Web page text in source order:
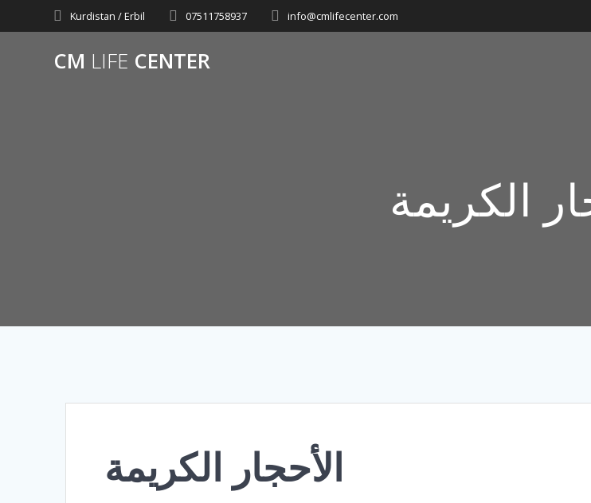
to
Kurdistan / Erbil 07511758937 info@cmlifecenter.com
CM LIFE CENTER
الكريمة
الأحجار الكريمة